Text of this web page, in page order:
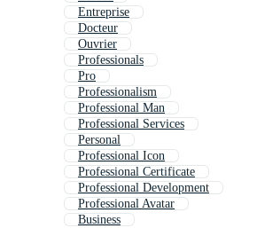
Entreprise
Docteur
Ouvrier
Professionals
Pro
Professionalism
Professional Man
Professional Services
Personal
Professional Icon
Professional Certificate
Professional Development
Professional Avatar
Business